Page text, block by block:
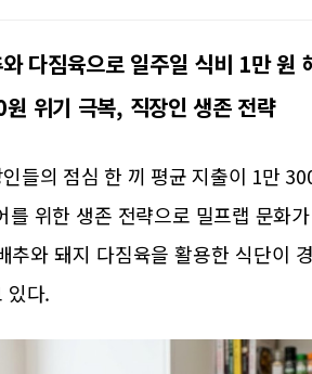
다짐육으로 일주일 식비 1만 원
위기 극복, 직장인 생존 전략
들의 점심 한 끼 평균 지출이 1만
를 위한 생존 전략으로 밀프랩 문화
추와 돼지 다짐육을 활용한 식단이
있다.